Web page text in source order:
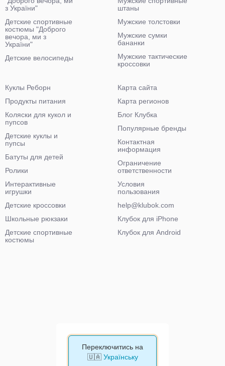
з України"
Детские спортивные
костюмы "Доброго
вечора, ми з
України"
Детские велосипеды
штаны
Мужские толстовки
Мужские сумки
бананки
Мужские тактические
кроссовки
Куклы Реборн
Продукты питания
Коляски для кукол и
пупсов
Детские куклы и
пупсы
Батуты для детей
Ролики
Интерактивные
игрушки
Детские кроссовки
Школьные рюкзаки
Детские спортивные
костюмы
Карта сайта
Карта регионов
Блог Клубка
Популярные бренды
Контактная
информация
Ограничение
ответственности
Условия
пользования
help@klubok.com
Клубок для iPhone
Клубок для Android
Переключитись на
🇺🇦 Українську